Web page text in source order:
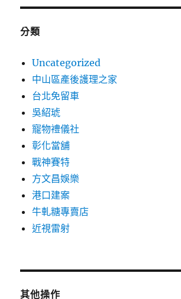
分類
Uncategorized
中山區產後護理之家
台北免留車
吳紹琥
寵物禮儀社
彰化當舖
戰神賽特
方文昌娛樂
港口建案
牛軋糖專賣店
近視雷射
其他操作